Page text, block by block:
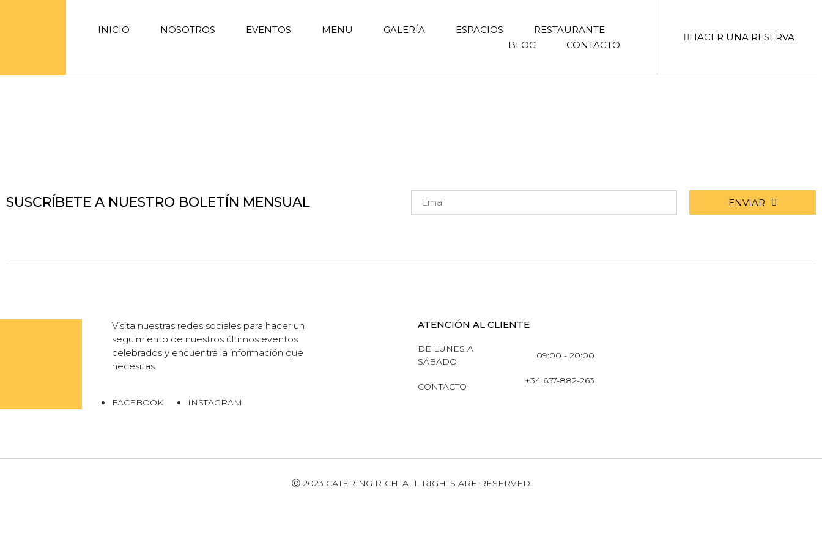
INICIO NOSOTROS EVENTOS MENU GALERÍA ESPACIOS
RESTAURANTE
BLOG
CONTACTO
HACER UNA RESERVA
SUSCRÍBETE A NUESTRO BOLETÍN MENSUAL ENVIAR
Visita nuestras redes sociales para hacer un
seguimiento de nuestros últimos eventos
celebrados y encuentra la información que
necesitas.
FACEBOOK INSTAGRAM
ATENCIÓN AL CLIENTE
DE LUNES A
SÁBADO
CONTACTO
09:00 - 20:00
+34 657-882-263
Ⓒ 2023 CATERING RICH. ALL RIGHTS ARE RESERVED